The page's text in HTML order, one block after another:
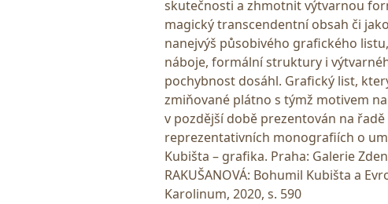
skutečnosti a zhmotnit výtvarnou
magický transcendentní obsah či
nanejvýš působivého grafického
náboje, formální struktury i
pochybnost dosáhl. Grafický list,
zmiňované plátno s týmž motivem
v pozdější době prezentován na
reprezentativních monografiích o
Kubišta – grafika. Praha: Galerie
RAKUŠANOVÁ: Bohumil Kubišta a
Karolinum, 2020, s. 590